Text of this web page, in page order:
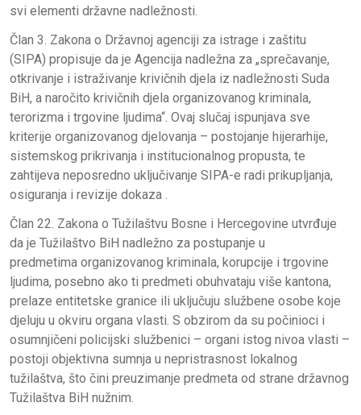
svi elementi državne nadležnosti.
Član 3. Zakona o Državnoj agenciji za istrage i zaštitu
(SIPA) propisuje da je Agencija nadležna za „sprečavanje,
otkrivanje i istraživanje krivičnih djela iz nadležnosti Suda
BiH, a naročito krivičnih djela organizovanog kriminala,
terorizma i trgovine ljudima“. Ovaj slučaj ispunjava sve
kriterije organizovanog djelovanja – postojanje hijerarhije,
sistemskog prikrivanja i institucionalnog propusta, te
zahtijeva neposredno uključivanje SIPA-e radi prikupljanja,
osiguranja i revizije dokaza .
Član 22. Zakona o Tužilaštvu Bosne i Hercegovine utvrđuje
da je Tužilaštvo BiH nadležno za postupanje u
predmetima organizovanog kriminala, korupcije i trgovine
ljudima, posebno ako ti predmeti obuhvataju više kantona,
prelaze entitetske granice ili uključuju službene osobe koje
djeluju u okviru organa vlasti. S obzirom da su počinioci i
osumnjičeni policijski službenici – organi istog nivoa vlasti –
postoji objektivna sumnja u nepristrasnost lokalnog
tužilaštva, što čini preuzimanje predmeta od strane državnog
Tužilaštva BiH nužnim.